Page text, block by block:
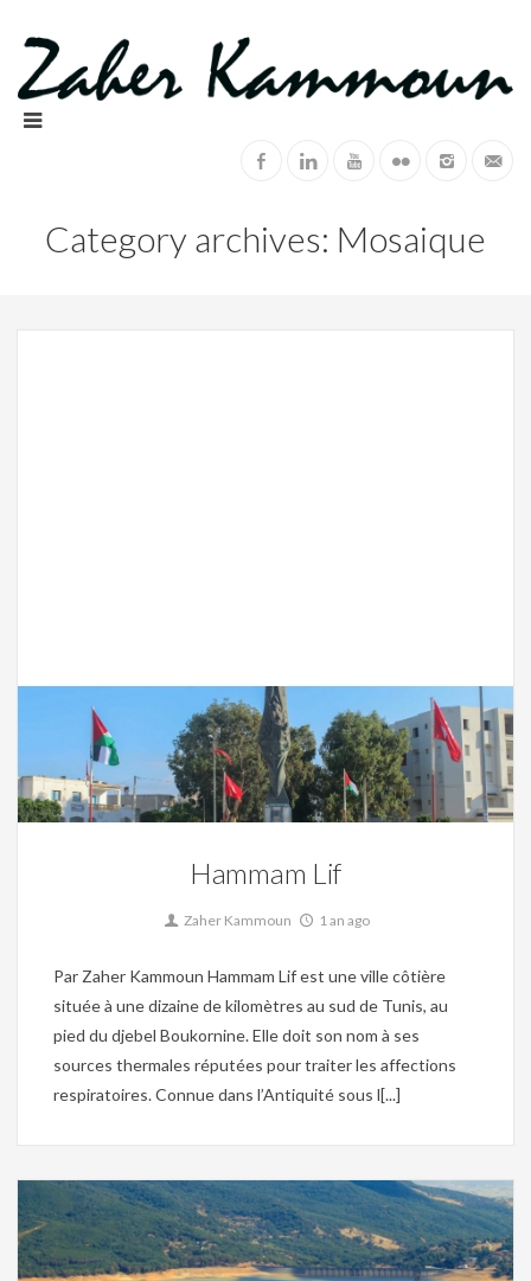
Category archives: Mosaique
0
Christianisme, Culture, Islam, Judaïsme, Mosaique, Nature,
Site archéologique,
Tunisie byzantine, Tunisie coloniale, Tunisie Ottomane
Hammam Lif
Zaher Kammoun 1 an ago
Par Zaher Kammoun Hammam Lif est une ville côtière
située à une dizaine de kilomètres au sud de Tunis, au
pied du djebel Boukornine. Elle doit son nom à ses
sources thermales réputées pour traiter les affections
respiratoires. Connue dans l’Antiquité sous l[...]
Christianisme, Islam, Mosaique, Musée, Patrimoine, Site archéologique,
Tunisie byzantine, Tunisie Ottomane, Tunisie romaine, Ville